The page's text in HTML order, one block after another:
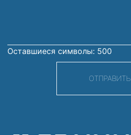
Оставшиеся символы: 500
ОТПРАВИТЬ